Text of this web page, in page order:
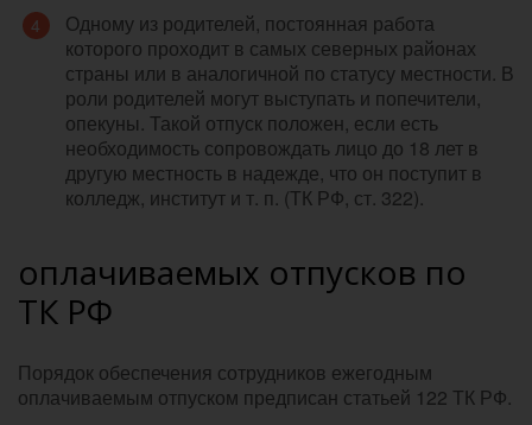
Одному из родителей, постоянная работа
которого проходит в самых северных районах
страны или в аналогичной по статусу местности. В
роли родителей могут выступать и попечители,
опекуны. Такой отпуск положен, если есть
необходимость сопровождать лицо до 18 лет в
другую местность в надежде, что он поступит в
колледж, институт и т. п. (ТК РФ, ст. 322).
оплачиваемых отпусков по
ТК РФ
Порядок обеспечения сотрудников ежегодным
оплачиваемым отпуском предписан статьей 122 ТК РФ.